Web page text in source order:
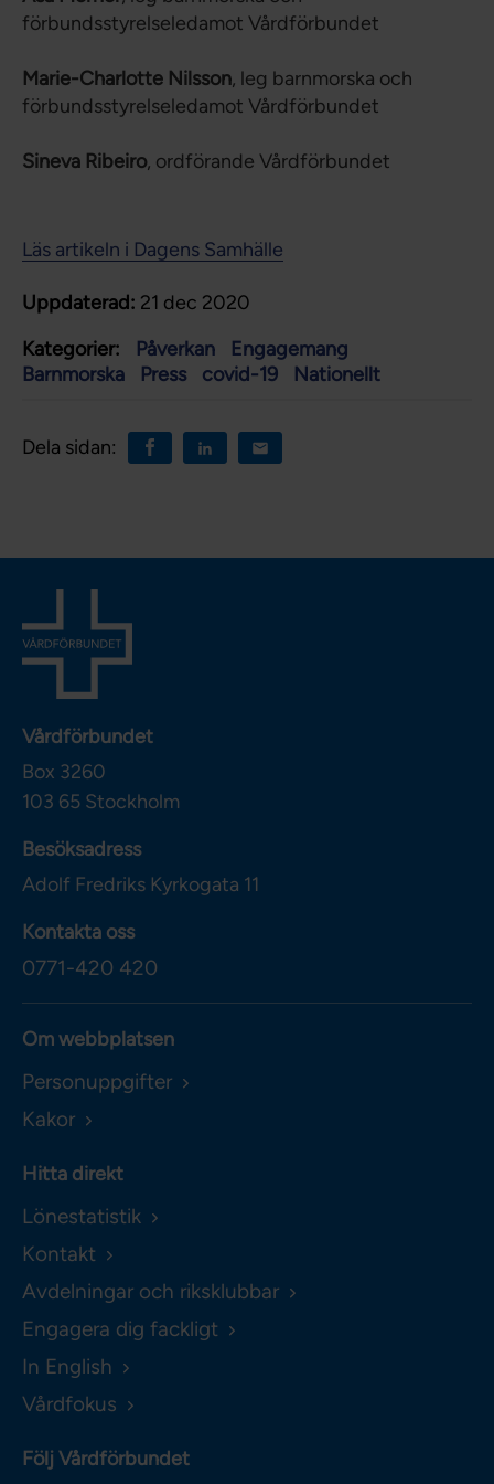
förbundsstyrelseledamot Vårdförbundet
Marie-Charlotte Nilsson, leg barnmorska och
förbundsstyrelseledamot Vårdförbundet
Sineva Ribeiro, ordförande Vårdförbundet
Läs artikeln i Dagens Samhälle
Uppdaterad: 21 dec 2020
Kategorier:
Påverkan
Engagemang
Barnmorska
Press covid-19 Nationellt
Dela sidan:
Vårdförbundet
Box 3260
103 65 Stockholm
Besöksadress
Adolf Fredriks Kyrkogata 11
Kontakta oss
0771-420 420
Om webbplatsen
Personuppgifter
Kakor
Hitta direkt
Lönestatistik
Kontakt
Avdelningar och riksklubbar
Engagera dig fackligt
In English
Vårdfokus
Följ Vårdförbundet